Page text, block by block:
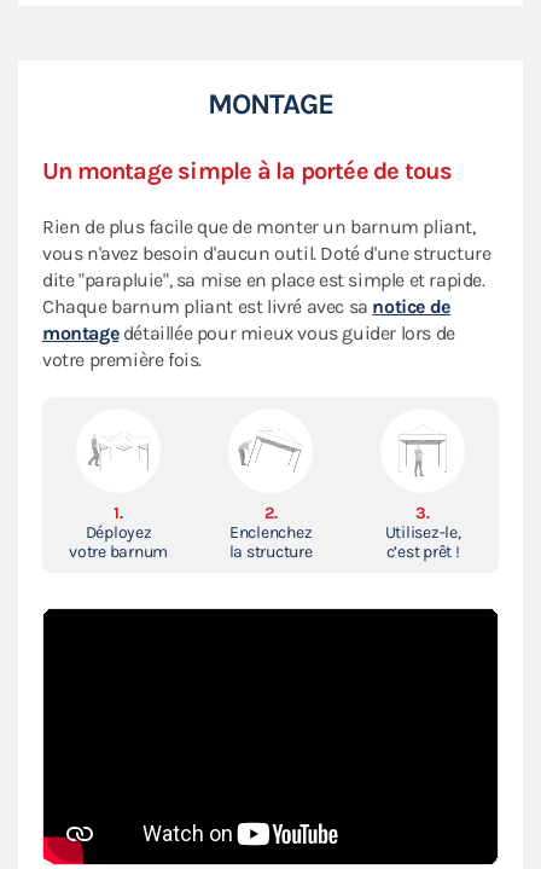
MONTAGE
Un montage simple à la portée de tous
Rien de plus facile que de monter un barnum pliant,
vous n'avez besoin d'aucun outil. Doté d'une structure
dite "parapluie", sa mise en place est simple et rapide.
Chaque barnum pliant est livré avec sa notice de
montagedétaillée pour mieux vous guider lors de
votre première fois.
1.
Déployez
votre barnum
2.
Enclenchez
la structure
3.
Utilisez-le,
c’est prêt !